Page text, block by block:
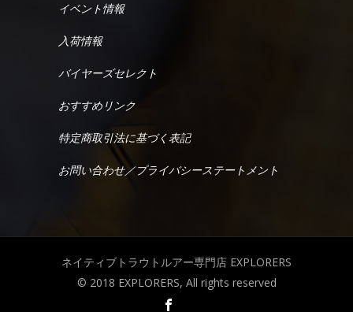
イベント情報
入荷情報
バイヤーズセレクト
おすすめリンク
特定商取引法に基づく表記
お問い合わせ／プライバシーステートメント
ネイティブトラウトルアー専門店 EXPLORERS
© 2018 EXPLORERS, All rights reserved